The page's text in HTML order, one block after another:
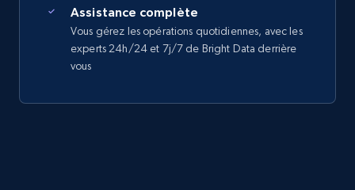
Assistance complète
Vous gérez les opérations quotidiennes, avec les
experts 24h/24 et 7j/7 de Bright Data derrière
vous